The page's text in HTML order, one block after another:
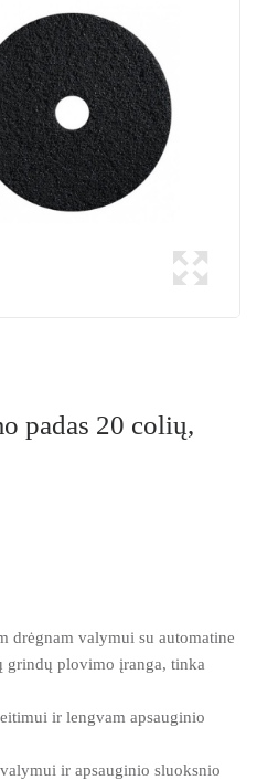
padas 20 colių,
drėgnam valymui su automatine
grindų plovimo įranga, tinka
ir lengvam apsauginio
ir apsauginio sluoksnio